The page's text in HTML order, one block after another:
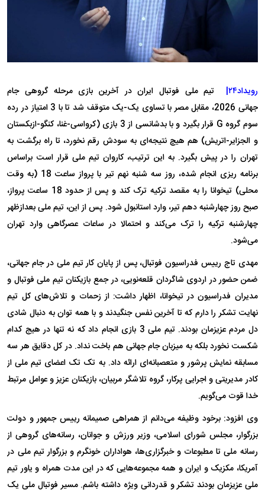
رویداد۲۴|
تیم ملی فوتبال ایران در آخرین بازی مرحله گروهی جام
جهانی 2026، مقابل مصر با تساوی یک-یک متوقف شد تا با 3 امتیاز در رده
سوم گروه G قرار بگیرد و با بدشانسی از 3 بازی (کرواسی-غنا، کنگو-ازبکستان
و الجزایر-اتریش) هم هیچ نتیجه‌ای به سودش رقم نخورد، تا راه برگشت به
تهران را در پیش بگیرد. به این ترتیب، کاروان تیم ملی قرار است براساس
برنامه ریزی انجام شده، روز سه شنبه نهم تیر با پرواز ساعت 18 (به وقت
محلی) تیخوانا را به مقصد ترکیه ترک کند و پس از حدود 18 ساعت پرواز،
صبح روز چهارشنبه دهم تیر، وارد استانبول شود. پس از این، تیم ملی بعدازظهر
چهارشنبه ترکیه را ترک می‌کند و احتمالا در ساعات عصرگاهی وارد تهران
می‌شود.
مهدی تاج رییس فدراسیون فوتبال، پس از پایان کار تیم ملی در جام جهانی،
ضمن حضور در اردوی شاگردان قلعه‌نویی، در جمع بازیکنان تیم ملی فوتبال و
مدیران فدراسیون در تیخوانا، اظهار داشت: از زحمات و تلاش‌های کل تیم
نهایت تشکر را دارم که تا آخرین نفس جنگیدند و با همه توان به دنبال شادی
دل مردم عزیزمان بودند. تیم ملی 3 بازی انجام داد که نه تنها در هیج کدام
شکست نخورد بلکه به میزبان جام جهانی هم باخت نداد. در کل دقایق هر سه
مسابقه نمایش پرشور و متعصبانه‌ای ارائه داد. به تک تک اعضای تیم ملی از
کادر مدیریتی و اجرایی پرکار، گروه تلاشگر مربیان، بازیکنان عزیز و عوامل مرتبط
خدا قوت می‌گویم.
وی افزود: برخود وظیفه می‌دانم از همراهی صمیمانه رییس جمهور و دولت
بزرگوار، مجلس شورای اسلامی، وزیر ورزش و جوانان، رسانه‌های گروهی از
رسانه ملی تا مطبوعات و خبرگزاری‌ها، هواداران خونگرم و بزرگوار تیم ملی در
آمریکا، مکزیک و ایران و همه مجموعه‌هایی که در این مدت همراه و یاور تیم
ملی عزیزمان بودند تشکر و قدردانی ویژه داشته باشم. مسیر فوتبال ملی یک